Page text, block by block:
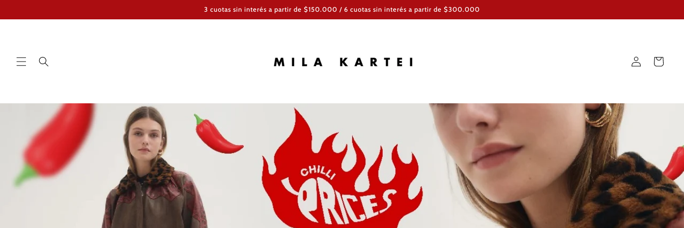
al contenido
3 cuotas sin interés a partir de $150.000 / 6 cuotas sin interés a partir de $300.000
Iniciar
sesión
Carrito